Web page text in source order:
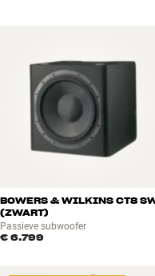
BOWERS & WILKINS CT8
(ZWART)
Passieve subwoofer
€ 6.799